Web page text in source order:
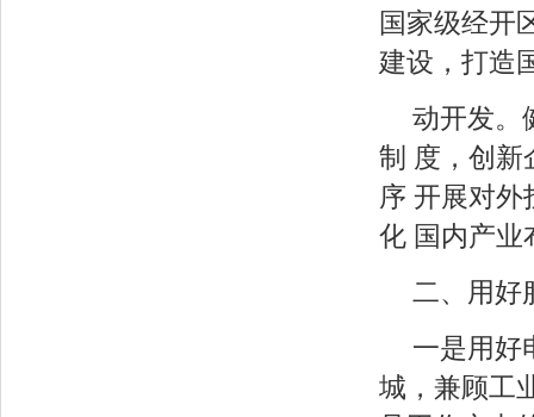
国家级经开
建设，打造
动开发。
制 度，创新
序 开展对
化 国内产业
二、用好
一是用好
城，兼顾工